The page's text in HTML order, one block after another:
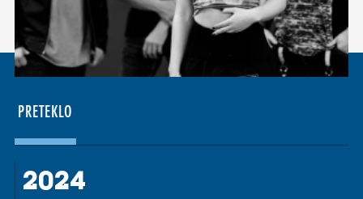
PRETEKLO
2024
2024